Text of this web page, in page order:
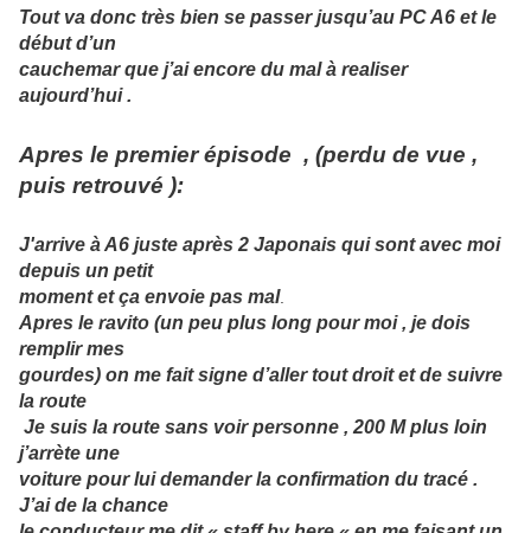
Tout va donc très bien se passer jusqu’au PC A6 et le
début d’un
cauchemar que j’ai encore du mal à realiser
aujourd’hui .
Apres le premier épisode , (perdu de vue ,
puis retrouvé ):
J'arrive à A6 juste après 2 Japonais qui sont avec moi
depuis un petit
moment et ça envoie pas mal.
Apres le ravito (un peu plus long pour moi , je dois
remplir mes
gourdes) on me fait signe d’aller tout droit et de suivre
la route
Je suis la route sans voir personne , 200 M plus loin
j’arrète une
voiture pour lui demander la confirmation du tracé .
J’ai de la chance